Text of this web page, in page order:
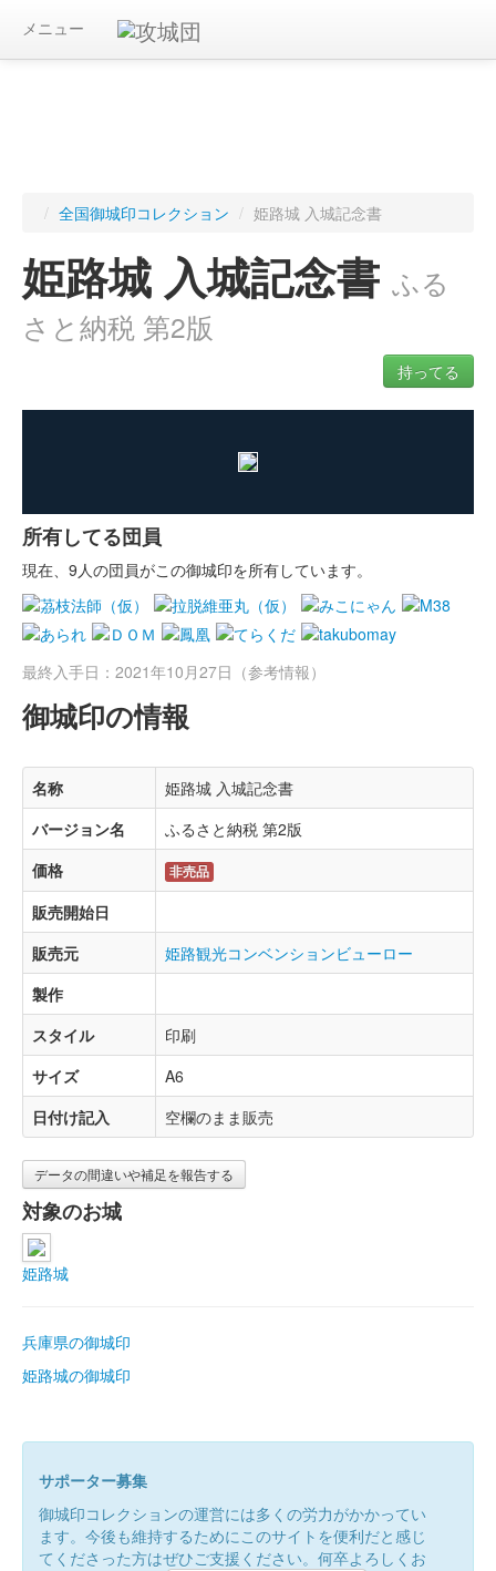
メニュー
/ 全国御城印コレクション / 姫路城 入城記念書
姫路城 入城記念書 ふる
さと納税 第2版
持ってる
所有してる団員
現在、9人の団員がこの御城印を所有しています。
最終入手日：2021年10月27日（参考情報）
御城印の情報
名称
姫路城 入城記念書
バージョン名
ふるさと納税 第2版
価格
非売品
販売開始日
販売元
姫路観光コンベンションビューロー
製作
スタイル
印刷
サイズ
A6
日付け記入
空欄のまま販売
データの間違いや補足を報告する
対象のお城
姫路城
兵庫県の御城印
姫路城の御城印
サポーター募集
御城印コレクションの運営には多くの労力がかかってい
ます。今後も維持するためにこのサイトを便利だと感じ
てくださった方はぜひご支援ください。何卒よろしくお